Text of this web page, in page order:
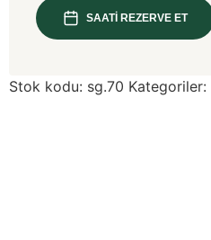
SAATİ REZERVE ET
Stok kodu: sg.70 Kategoriler: